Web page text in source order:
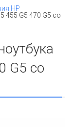
HP
455 G5 470 G5 со
G5 со